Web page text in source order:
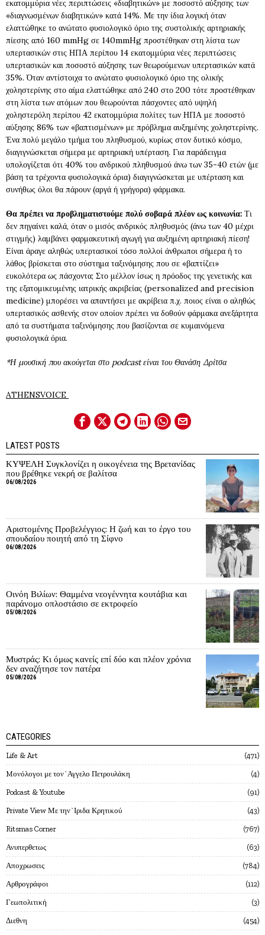
εκατομμύρια νέες περιπτώσεις «διαβητικών» με ποσοστό αύξησης των
«διαγνωσμένων διαβητικών» κατά 14%. Με την ίδια λογική όταν
ελαττώθηκε το ανώτατο φυσιολογικό όριο της συστολικής αρτηριακής
πίεσης από 160 mmHg σε 140mmHg προστέθηκαν στη λίστα των
υπερτασικών στις ΗΠΑ περίπου 14 εκατομμύρια νέες περιπτώσεις
υπερτασικών και ποσοστό αύξησης των θεωρούμενων υπερτασικών κατά
35%. Όταν αντίστοιχα το ανώτατο φυσιολογικό όριο της ολικής
χοληστερίνης στο αίμα ελαττώθηκε από 240 στο 200 τότε προστέθηκαν
στη λίστα των ατόμων που θεωρούνται πάσχοντες από υψηλή
χοληστερόλη περίπου 42 εκατομμύρια πολίτες των ΗΠΑ με ποσοστό
αύξησης 86% των «βαπτισμένων» με πρόβλημα αυξημένης χοληστερίνης.
Ένα πολύ μεγάλο τμήμα του πληθυσμού, κυρίως στον δυτικό κόσμο,
διαγιγνώσκεται σήμερα με αρτηριακή υπέρταση. Για παράδειγμα
υπολογίζεται ότι 40% του ανδρικού πληθυσμού άνω των 35-40 ετών (με
βάση τα τρέχοντα φυσιολογικά όρια) διαγιγνώσκεται με υπέρταση και
συνήθως όλοι θα πάρουν (αργά ή γρήγορα) φάρμακα.
Θα πρέπει να προβληματιστούμε πολύ σοβαρά πλέον ως κοινωνία: Τι
δεν πηγαίνει καλά, όταν ο μισός ανδρικός πληθυσμός (άνω των 40 μέχρι
στιγμής) λαμβάνει φαρμακευτική αγωγή για αυξημένη αρτηριακή πίεση!
Είναι άραγε αληθώς υπερτασικοί τόσο πολλοί άνθρωποι σήμερα ή το
λάθος βρίσκεται στο σύστημα ταξινόμησης που σε «βαπτίζει»
ευκολότερα ως πάσχοντα; Στο μέλλον ίσως η πρόοδος της γενετικής και
της εξατομικευμένης ιατρικής ακριβείας (personalized and precision
medicine) μπορέσει να απαντήσει με ακρίβεια π.χ. ποιος είναι ο αληθώς
υπερτασικός ασθενής στον οποίον πρέπει να δοθούν φάρμακα ανεξάρτητα
από τα συστήματα ταξινόμησης που βασίζονται σε κυμαινόμενα
φυσιολογικά όρια.
*Η μουσική που ακούγεται στο podcast είναι του Θανάση Δρίτσα
ATHENSVOICE
LATEST POSTS
ΚΥΨΕΛΗ Συγκλονίζει η οικογένεια της Βρετανίδας
που βρέθηκε νεκρή σε βαλίτσα
06/08/2026
Αριστομένης Προβελέγγιος: Η ζωή και το έργο του
σπουδαίου ποιητή από τη Σίφνο
06/08/2026
Οινόη Βιλίων: Θαμμένα νεογέννητα κουτάβια και
παράνομο οπλοστάσιο σε εκτροφείο
05/08/2026
Μυστράς: Κι όμως κανείς επί δύο και πλέον χρόνια
δεν αναζήτησε τον πατέρα
05/08/2026
CATEGORIES
Life & Art 471
Mονόλογοι με τον`Αγγελο Πετρουλάκη 4
Podcast & Youtube 91
Private View Με την`Ιριδα Κρητικού 43
Ritsmas Corner 767
Ανυπερθετως 63
Αποχρωσεις 784
Αρθρογράφοι 112
Γεωπολιτική 3
Διεθνη 454